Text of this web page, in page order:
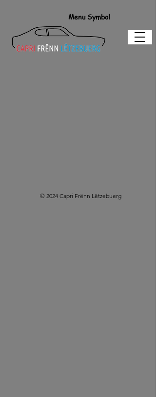
Menu Symbol
© 2024 Capri Frënn Lëtzebuerg